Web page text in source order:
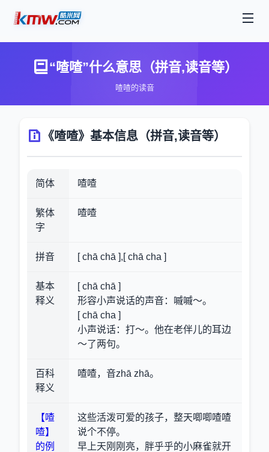
“喳喳”什么意思（拼音,读音等）
喳喳的读音
《喳喳》基本信息（拼音,读音等）
简体 喳喳
繁体
字
喳喳
拼音 [ chā chā ],[ chā cha ]
基本
释义
[ chā chā ]
形容小声说话的声音：嘁嘁～。
[ chā cha ]
小声说话：打～。他在老伴儿的耳边
～了两句。
百科
释义
喳喳，音zhā zhā。
【喳
喳】
的例
这些活泼可爱的孩子，整天唧唧喳喳
说个不停。
早上天刚刚亮，胖乎乎的小麻雀就开